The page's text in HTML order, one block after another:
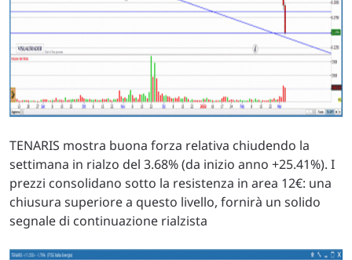
TENARIS mostra buona forza relativa chiudendo la
settimana in rialzo del 3.68% (da inizio anno +25.41%). I
prezzi consolidano sotto la resistenza in area 12€: una
chiusura superiore a questo livello, fornirà un solido
segnale di continuazione rialzista